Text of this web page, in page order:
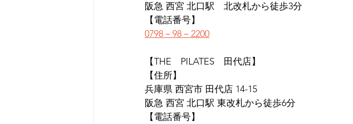
阪急 西宮 北口駅　北改札から徒歩3分
【電話番号】
0798－98－2200
【THE　PILATES　田代店】
【住所】
兵庫県 西宮市 田代店 14-15
阪急 西宮 北口駅 東改札から徒歩6分
【電話番号】